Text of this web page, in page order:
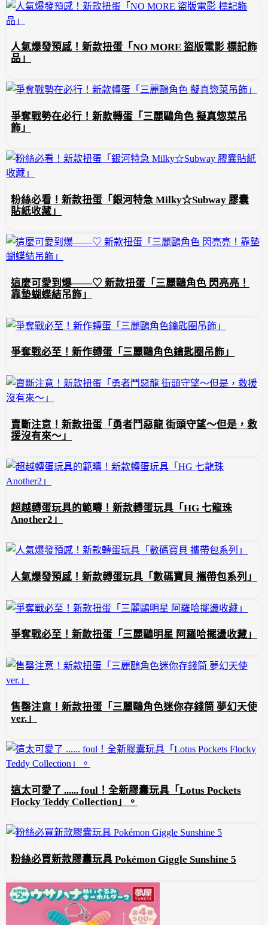
人氣爆發預感！新款扭蛋「NO MORE 盜版電影 標記飾
品」
爭奪戰勢在必行！新款轉蛋「三麗鷗角色 擬真惣菜吊
飾」
粉絲必看！新款扭蛋「銀河特急 Milky☆Subway 膠囊
貼紙收藏」
這麼可愛到爆——♡ 新款扭蛋「三麗鷗角色 閃亮亮！
靠墊蝴蝶結吊飾」
爭奪戰必至！新作轉蛋「三麗鷗角色鑰匙圈吊飾」
賣斷注意！新款扭蛋「勇者鬥惡龍 街頭守望～但是，救
援沒有來～」
超越轉蛋玩具的範疇！新款轉蛋玩具「HG 七龍珠
Another2」
人氣爆發預感！新款轉蛋玩具「數碼寶貝 攜帶包系列」
爭奪戰必至！新款扭蛋「三麗鷗明星 阿羅哈擺盪收藏」
售罄注意！新款扭蛋「三麗鷗角色迷你存錢筒 夢幻天使
ver.」
這太可愛了 ...... foul！全新膠囊玩具「Lotus Pockets
Flocky Teddy Collection」。
粉絲必買新款膠囊玩具 Pokémon Giggle Sunshine 5